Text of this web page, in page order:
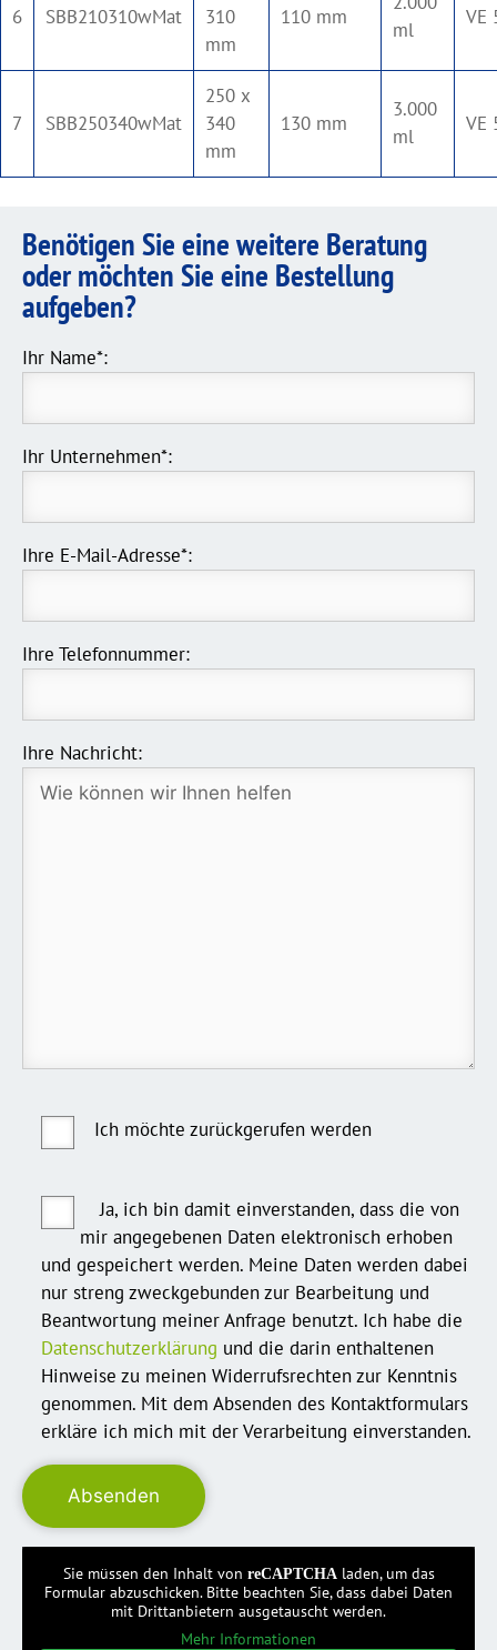
6 SBB210310wMat
310
mm
110 mm
ml
VE
7 SBB250340wMat
250 x
340
mm
130 mm
3.000
ml
VE
Benötigen Sie eine weitere Beratung
oder möchten Sie eine Bestellung
aufgeben?
Ihr Name*:
Ihr Unternehmen*:
Ihre E-Mail-Adresse*:
Ihre Telefonnummer:
Ihre Nachricht:
Ich möchte zurückgerufen werden
Ja, ich bin damit einverstanden, dass die von
mir angegebenen Daten elektronisch erhoben
und gespeichert werden. Meine Daten werden dabei
nur streng zweckgebunden zur Bearbeitung und
Beantwortung meiner Anfrage benutzt. Ich habe die
Datenschutzerklärung und die darin enthaltenen
Hinweise zu meinen Widerrufsrechten zur Kenntnis
genommen. Mit dem Absenden des Kontaktformulars
erkläre ich mich mit der Verarbeitung einverstanden.
Sie müssen den Inhalt von reCAPTCHA laden, um das
Formular abzuschicken. Bitte beachten Sie, dass dabei Daten
mit Drittanbietern ausgetauscht werden.
Mehr Informationen